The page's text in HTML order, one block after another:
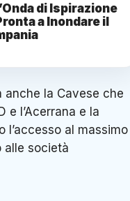
di Ispirazione
a Inondare il
anche la Cavese che
e l’Acerrana e la
l’accesso al massimo
alle società